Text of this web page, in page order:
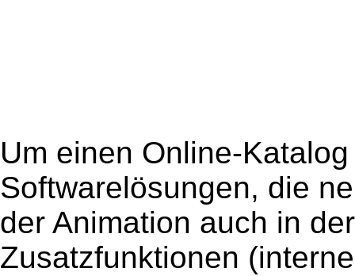
Um einen Online-
Softwarelösungen, die
der Animation auch in
Zusatzfunktionen